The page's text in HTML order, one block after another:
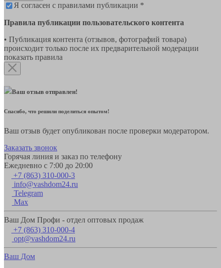
Я согласен с правилами публикации *
Правила публикации пользовательского контента
• Публикация контента (отзывов, фотографий товара)
происходит только после их предварительной модерации
показать правила
Ваш отзыв отправлен!
Спасибо, что решили поделиться опытом!
Ваш отзыв будет опубликован после проверки модератором.
Заказать звонок
Горячая линия и заказ по телефону
Ежедневно с 7:00 до 20:00
+7 (863) 310-000-3
info@vashdom24.ru
Telegram
Max
Ваш Дом Профи - отдел оптовых продаж
+7 (863) 310-000-4
opt@vashdom24.ru
Ваш Дом